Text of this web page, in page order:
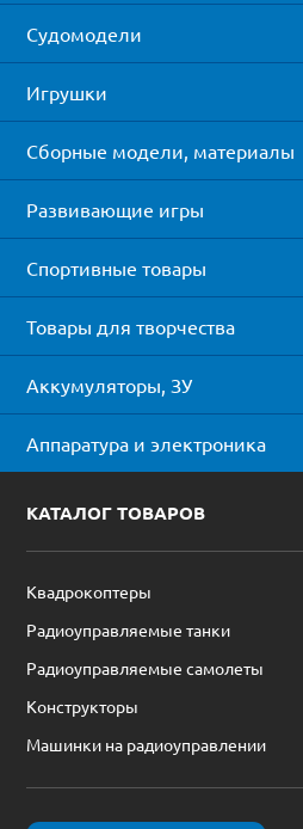
Судомодели
Игрушки
Сборные модели, материалы
Развивающие игры
Спортивные товары
Товары для творчества
Аккумуляторы, ЗУ
Аппаратура и электроника
КАТАЛОГ ТОВАРОВ
Квадрокоптеры
Радиоуправляемые танки
Радиоуправляемые самолеты
Конструкторы
Машинки на радиоуправлении